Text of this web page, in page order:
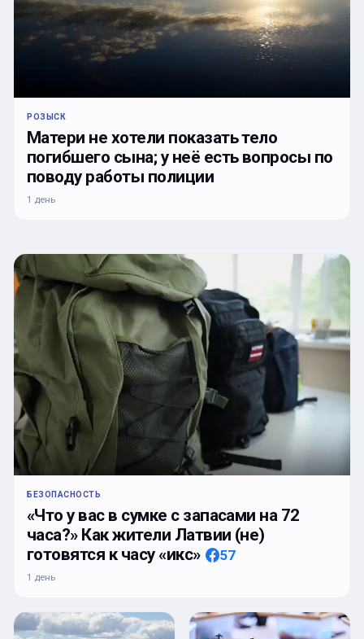
РОЗЫСК
Матери не хотели показать тело
погибшего сына; у неё есть вопросы по
поводу работы полиции
1 день
БЕЗОПАСНОСТЬ
«Что у вас в сумке с запасами на 72
часа?» Как жители Латвии (не)
готовятся к часу «икс»
57
1 день